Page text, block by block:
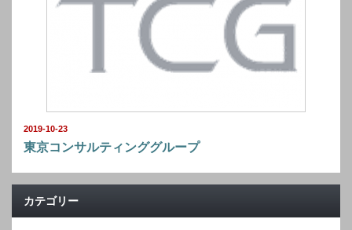
2019-10-23
東京コンサルティンググループ
カテゴリー